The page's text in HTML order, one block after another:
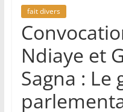
fait divers
Ndiaye et
Sagna : Le